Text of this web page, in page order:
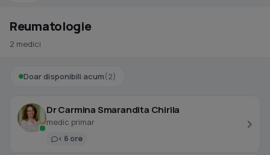
Reumatologie
2 medici
Doar disponibili acum(2)
Dr Carmina Smarandita Chirila
medic primar
< 6 ore